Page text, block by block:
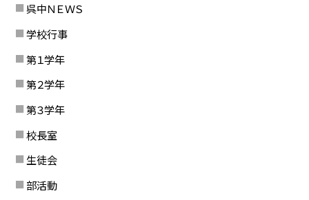
呉中ＮＥＷＳ
学校行事
第１学年
第２学年
第３学年
校長室
生徒会
部活動